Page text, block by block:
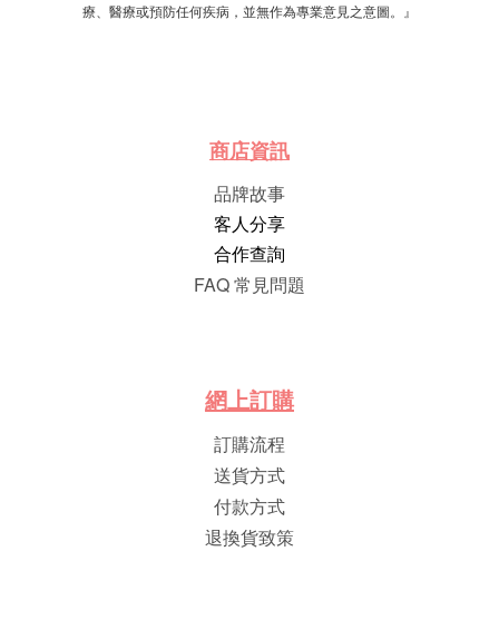
療、醫療或預防任何疾病，並無作為專業意見之意圖。』
商店資訊
品牌故事
客人分享
合作查詢
FAQ 常見問題
網上訂購
訂購流程
送貨方式
付款方式
退換貨致策